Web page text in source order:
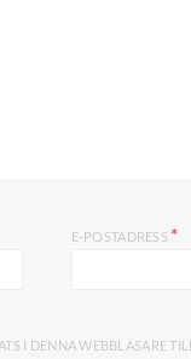
E-POSTADRESS *
I DENNA WEBBLÄSARE